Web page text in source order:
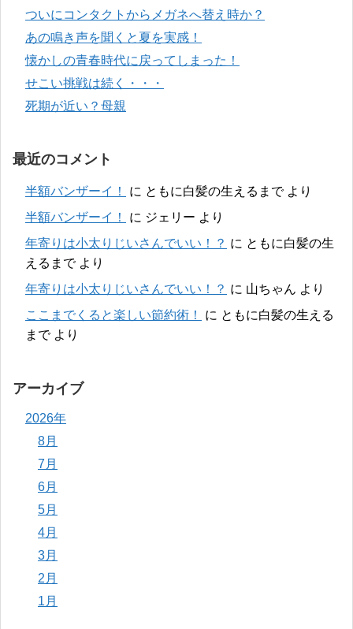
ついにコンタクトからメガネへ替え時か？
あの鳴き声を聞くと夏を実感！
懐かしの青春時代に戻ってしまった！
せこい挑戦は続く・・・
死期が近い？母親
最近のコメント
半額バンザーイ！ に ともに白髪の生えるまでより
半額バンザーイ！
に ジェリー より
年寄りは小太りじいさんでいい！？ に ともに白髪の生
えるまでより
年寄りは小太りじいさんでいい！？ に 山ちゃん より
ここまでくると楽しい節約術！
に ともに白髪の生える
までより
アーカイブ
2026年
8月
7月
6月
5月
4月
3月
2月
1月